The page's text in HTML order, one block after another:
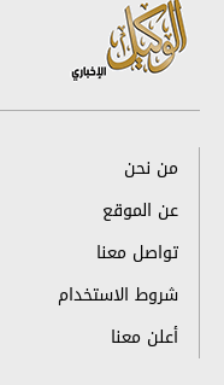
من نحن
عن الموقع
تواصل معنا
شروط الاستخدام
أعلن معنا